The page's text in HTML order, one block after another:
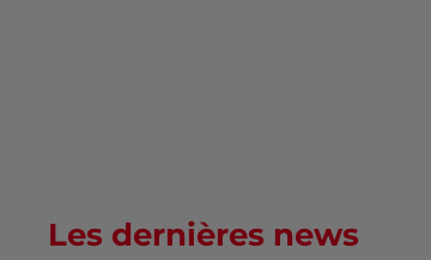
Les dernières news